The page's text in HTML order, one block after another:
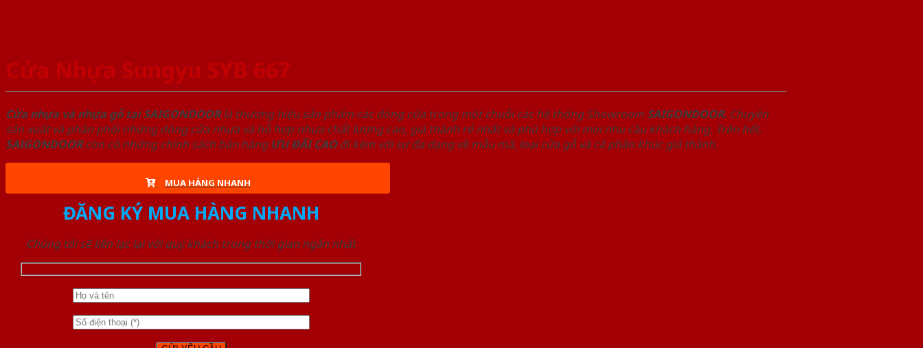
Cửa Nhựa Sungyu SYB 667
Cửa nhựa và nhựa gỗ tại SAIGONDOORlà thương hiệu sản phẩm các dòng cửa trong một chuỗi các hệ thống Showroom SAIGONDOOR. Chuyên
sản xuất và phân phối những dòng cửa nhựa và hỗ hợp nhựa chất lượng cao, giá thành rẻ nhất và phù hợp với mọi nhu cầu khách hàng. Trên hết,
SAIGONDOORcòn có những chính sách bán hàng ƯU ĐÃI CAOđi kèm với sự đa dạng về mẫu mã, loại cửa gỗ và cả phân khúc giá thành.
MUA HÀNG NHANH
ĐĂNG KÝ MUA HÀNG NHANH
Chúng tôi sẽ liên lạc lại với quý khách trong thời gian ngắn nhất